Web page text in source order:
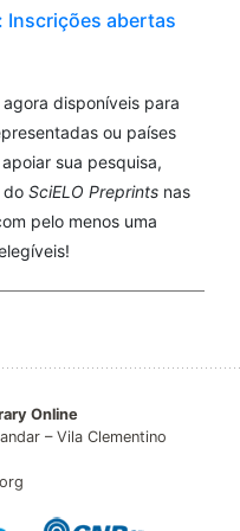
Inscrições abertas
disponíveis para
ou países
sua pesquisa,
do SciELO Preprints nas
pelo menos uma
Online
– Vila Clementino